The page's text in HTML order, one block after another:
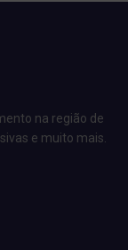
na região de
e muito mais.